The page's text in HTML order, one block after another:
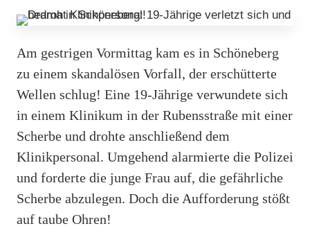
Am gestrigen Vormittag kam es in Schöneberg
zu einem skandalösen Vorfall, der erschütterte
Wellen schlug! Eine 19-Jährige verwundete sich
in einem Klinikum in der Rubensstraße mit einer
Scherbe und drohte anschließend dem
Klinikpersonal. Umgehend alarmierte die Polizei
und forderte die junge Frau auf, die gefährliche
Scherbe abzulegen. Doch die Aufforderung stößt
auf taube Ohren!